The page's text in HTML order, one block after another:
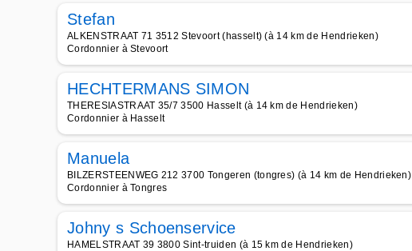
Stefan
ALKENSTRAAT 71 3512 Stevoort (hasselt) (à 14 km de Hendrieken)
Cordonnier à Stevoort
HECHTERMANS SIMON
THERESIASTRAAT 35/7 3500 Hasselt (à 14 km de Hendrieken)
Cordonnier à Hasselt
Manuela
BILZERSTEENWEG 212 3700 Tongeren (tongres) (à 14 km de Hendrieken)
Cordonnier à Tongres
Johny s Schoenservice
HAMELSTRAAT 39 3800 Sint-truiden (à 15 km de Hendrieken)